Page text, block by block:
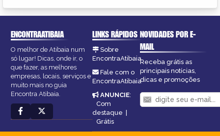
ENCONTRAATIBAIA
O melhor de Atibaia num
só lugar! Dicas, onde ir, o
que fazer, as melhores
empresas, locais, serviços e
muito mais no guia
Encontra Atibaia.
LINKS RÁPIDOS
Sobre
EncontraAtibaia
Fale com o
EncontraAtibaia
ANUNCIE:
Com
destaque
Grátis
NOVIDADES POR E-
MAIL
Receba grátis as
principais notícias,
dicas e promoções